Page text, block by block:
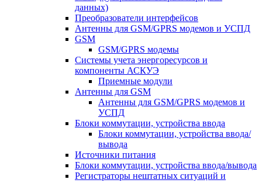
данных)
Преобразователи интерфейсов
Антенны для GSM/GPRS модемов и УСПД
GSM
GSM/GPRS модемы
Системы учета энергоресурсов и
компоненты АСКУЭ
Приемные модули
Антенны для GSM
Антенны для GSM/GPRS модемов и
УСПД
Блоки коммутации, устройства ввода
Блоки коммутации, устройства ввода/
вывода
Источники питания
Блоки коммутации, устройства ввода/вывода
Регистраторы нештатных ситуаций и